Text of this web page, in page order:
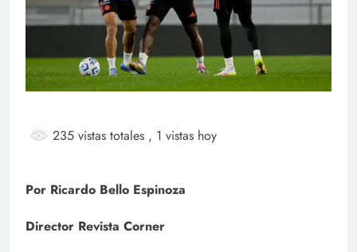
235 vistas totales , 1 vistas hoy
Por Ricardo Bello Espinoza
Director Revista Corner